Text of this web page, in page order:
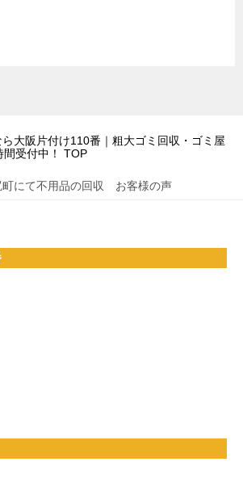
ら大阪片付け110番｜粗大ゴミ回収・ゴミ屋
受付中！
TOP
町にて不用品の回収 お客様の声